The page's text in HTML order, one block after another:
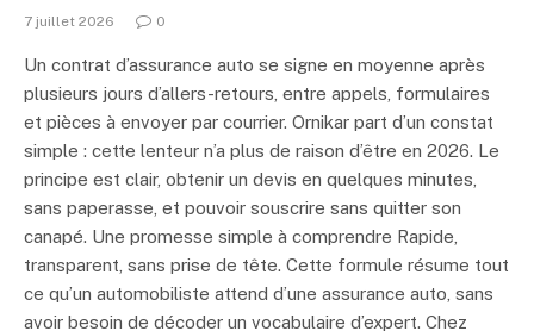
7 juillet 2026 0
Un contrat d’assurance auto se signe en moyenne après
plusieurs jours d’allers-retours, entre appels, formulaires
et pièces à envoyer par courrier. Ornikar part d’un constat
simple : cette lenteur n’a plus de raison d’être en 2026. Le
principe est clair, obtenir un devis en quelques minutes,
sans paperasse, et pouvoir souscrire sans quitter son
canapé. Une promesse simple à comprendre Rapide,
transparent, sans prise de tête. Cette formule résume tout
ce qu’un automobiliste attend d’une assurance auto, sans
avoir besoin de décoder un vocabulaire d’expert. Chez